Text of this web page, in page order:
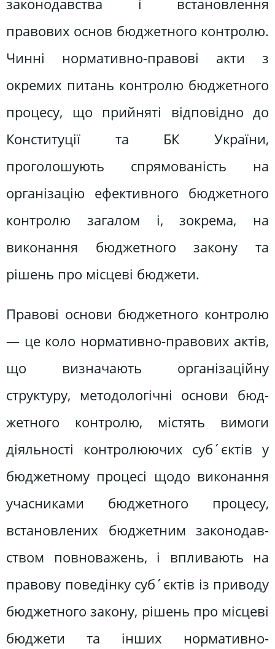
законодавства і встановлення
правових основ бюджетного контролю.
Чинні нормативно-правові акти з
окремих питань контролю бюджетного
процесу, що прийняті відповідно до
Конституції та БК України,
проголошують спрямо­ваність на
організацію ефективного бюджетного
контролю загалом і, зокре­ма, на
виконання бюджетного закону та
рішень про місцеві бюджети.
Правові основи бюджетного конт­ролю
— це коло нормативно-правових актів,
що визначають організаційну
структуру, методологічні основи бюд­
жетного контролю, містять вимоги
діяльності контролюючих суб´єктів у
бюджетному процесі щодо виконання
учасниками бюджетного процесу,
встановлених бюджетним законодав­
ством повноважень, і впливають на
правову поведінку суб´єктів із приво­ду
бюджетного закону, рішень про місцеві
бюджети та інших норматив­но-